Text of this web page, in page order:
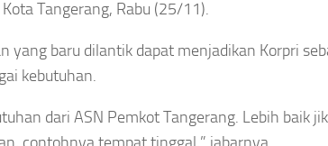
Tangerang, Rabu (25/11).
yang baru dilantik dapat menjadikan Korpri
kebutuhan.
dari ASN Pemkot Tangerang. Lebih baik